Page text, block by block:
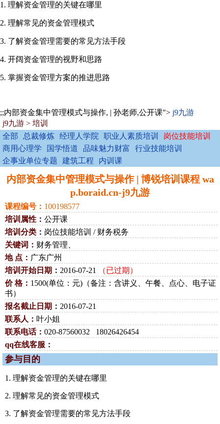
1. 理解资金管理的关键在哪里
2. 理解常见的资金管理模式
3. 了解资金管理需要的常见方法手段
4. 开阔资金管理的视野和思路
5. 掌握资金管理方案的推进思路
;;内部资金集中管理模式与操作, | 孙老师,公开课"> j9九游
j9九游 > 培训
全部
总裁修炼 经理人学院 职业人素质培训
岗位技能培训
商用心理学
国学悟道 品味魅力财富
行业技能培训
企事业单位专题
建筑工程 内训课
内部资金集中管理模式与操作 | 博锐培训课程 wa
p.boraid.cn-j9九游
课程编号： 100198577
培训属性： 公开课
培训分类： 岗位技能培训 / 财务税务
关键词： 财务管理、
地 点： 广东广州
培训开始日期： 2016-07-21
（已过期）
价 格： 1500(单位：元)（备注：含讲义、午餐、点心、电子证
书）
报名截止日期： 2016-07-21
联系人： 叶小姐
联系电话： 020-87560032 18026426454
qq在线客服：
参与目的
1. 理解资金管理的关键在哪里
2. 理解常见的资金管理模式
3. 了解资金管理需要的常见方法手段